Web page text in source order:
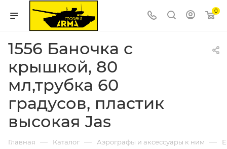
0
1556 Баночка с
крышкой, 80
мл,трубка 60
градусов, пластик
высокая Jas
Главная — Каталог — Аэрографы и аксессуары к ним —